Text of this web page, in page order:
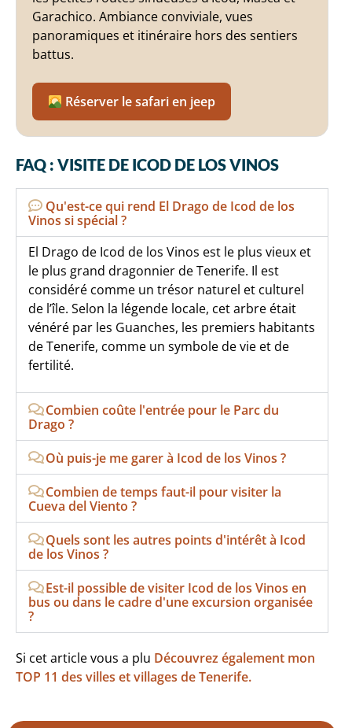
Garachico. Ambiance conviviale, vues
panoramiques et itinéraire hors des sentiers
battus.
Réserver le safari en jeep
FAQ : VISITE DE ICOD DE LOS VINOS
Qu'est-ce qui rend El Drago de Icod de los
Vinos si spécial ?
El Drago de Icod de los Vinos est le plus vieux et
le plus grand dragonnier de Tenerife. Il est
considéré comme un trésor naturel et culturel
de l’île. Selon la légende locale, cet arbre était
vénéré par les Guanches, les premiers habitants
de Tenerife, comme un symbole de vie et de
fertilité.
Combien coûte l'entrée pour le Parc du
Drago ?
Où puis-je me garer à Icod de los Vinos ?
Combien de temps faut-il pour visiter la
Cueva del Viento ?
Quels sont les autres points d'intérêt à Icod
de los Vinos ?
Est-il possible de visiter Icod de los Vinos en
bus ou dans le cadre d'une excursion organisée
?
Si cet article vous a plu Découvrez également mon
TOP 11 des villes et villages de Tenerife.